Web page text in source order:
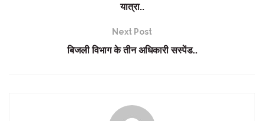
यात्रा..
Next Post
बिजली विभाग के तीन अधिकारी सस्पेंड..